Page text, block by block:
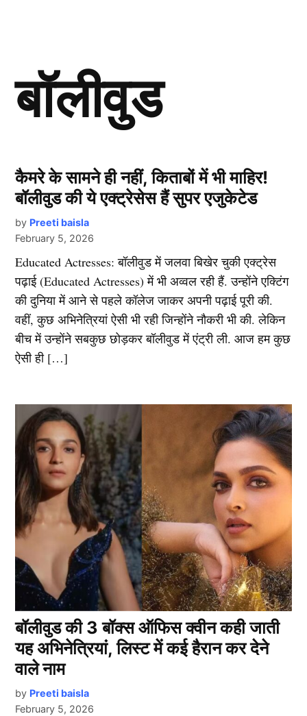
बॉलीवुड
कैमरे के सामने ही नहीं, किताबों में भी माहिर!
बॉलीवुड की ये एक्ट्रेसेस हैं सुपर एजुकेटेड
by Preeti baisla
February 5, 2026
Educated Actresses: बॉलीवुड में जलवा बिखेर चुकी एक्ट्रेस
पढ़ाई (Educated Actresses) में भी अव्वल रही हैं. उन्होंने एक्टिंग
की दुनिया में आने से पहले कॉलेज जाकर अपनी पढ़ाई पूरी की.
वहीं, कुछ अभिनेत्रियां ऐसी भी रही जिन्होंने नौकरी भी की. लेकिन
बीच में उन्होंने सबकुछ छोड़कर बॉलीवुड में एंट्री ली. आज हम कुछ
ऐसी ही […]
बॉलीवुड की 3 बॉक्स ऑफिस क्वीन कही जाती
यह अभिनेत्रियां, लिस्ट में कई हैरान कर देने
वाले नाम
by Preeti baisla
February 5, 2026